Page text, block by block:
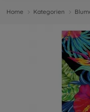
Home Kategorien